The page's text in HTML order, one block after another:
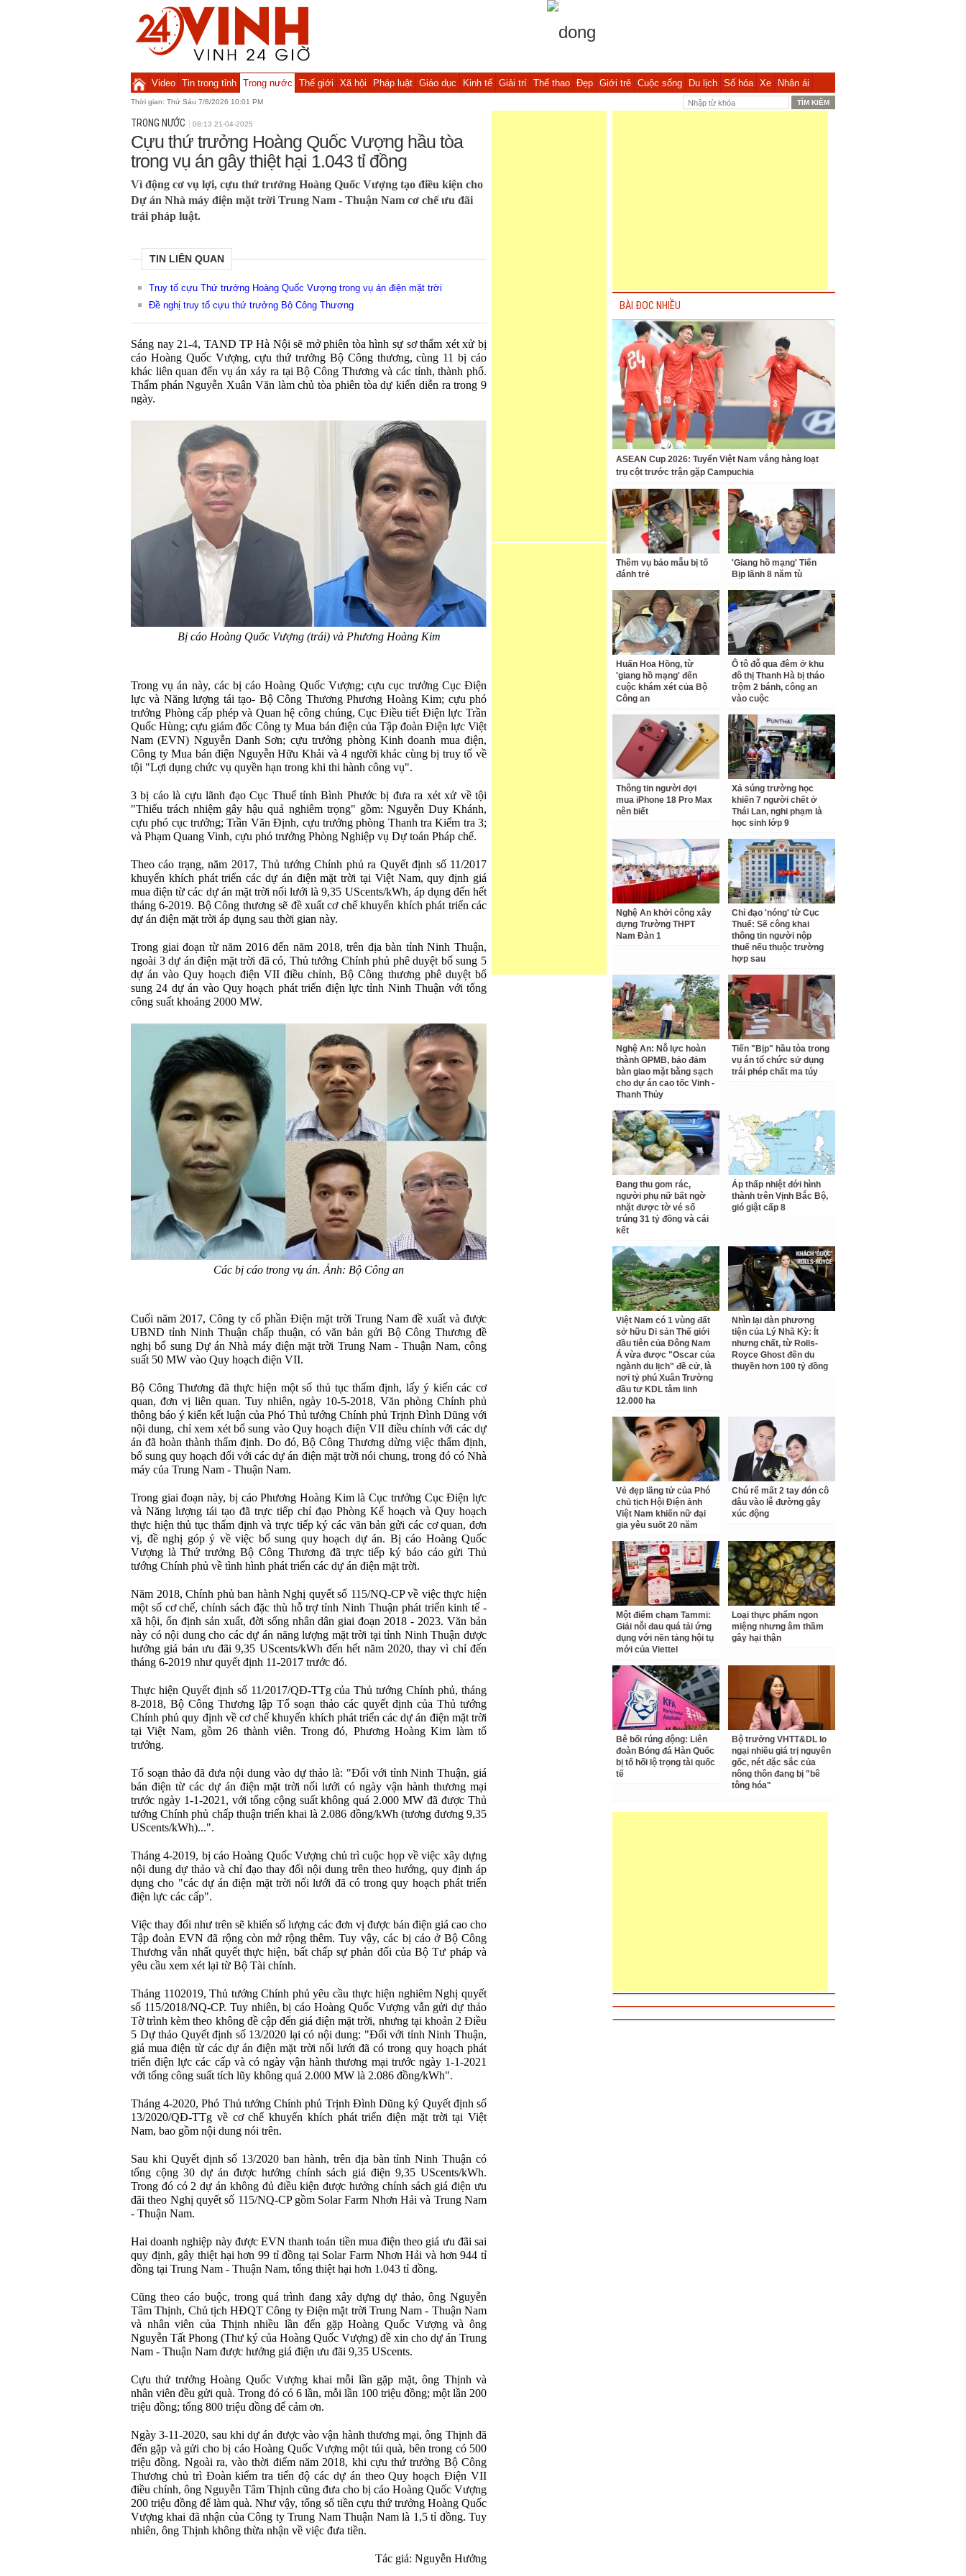
Video Tin trong tỉnh Trong nước Thế giới Xã hội Pháp luật Giáo dục Kinh tế Giải trí Thể thao Đẹp Giới trẻ Cuộc sống Du lịch Số hóa Xe Nhân ái
Thời gian: Thứ Sáu 7/8/2026 10:01 PM
TRONG NƯỚC 08:13 21-04-2025
Cựu thứ trưởng Hoàng Quốc Vượng hầu tòa
trong vụ án gây thiệt hại 1.043 tỉ đồng
Vì động cơ vụ lợi, cựu thứ trưởng Hoàng Quốc Vượng tạo điều kiện cho
Dự án Nhà máy điện mặt trời Trung Nam - Thuận Nam cơ chế ưu đãi
trái pháp luật.
TIN LIÊN QUAN
Truy tố cựu Thứ trưởng Hoàng Quốc Vượng trong vụ án điện mặt trời
Đề nghị truy tố cựu thứ trưởng Bộ Công Thương
Sáng nay 21-4, TAND TP Hà Nội sẽ mở phiên tòa hình sự sơ thẩm xét xử bị
cáo Hoàng Quốc Vượng, cựu thứ trưởng Bộ Công thương, cùng 11 bị cáo
khác liên quan đến vụ án xảy ra tại Bộ Công Thương và các tỉnh, thành phố.
Thẩm phán Nguyễn Xuân Văn làm chủ tòa phiên tòa dự kiến diễn ra trong 9
ngày.
Bị cáo Hoàng Quốc Vượng (trái) và Phương Hoàng Kim
Trong vụ án này, các bị cáo Hoàng Quốc Vượng; cựu cục trưởng Cục Điện
lực và Năng lượng tái tạo- Bộ Công Thương Phương Hoàng Kim; cựu phó
trưởng Phòng cấp phép và Quan hệ công chúng, Cục Điều tiết Điện lực Trần
Quốc Hùng; cựu giám đốc Công ty Mua bán điện của Tập đoàn Điện lực Việt
Nam (EVN) Nguyễn Danh Sơn; cựu trưởng phòng Kinh doanh mua điện,
Công ty Mua bán điện Nguyễn Hữu Khải và 4 người khác cùng bị truy tố về
tội "Lợi dụng chức vụ quyền hạn trong khi thi hành công vụ".
3 bị cáo là cựu lãnh đạo Cục Thuế tỉnh Bình Phước bị đưa ra xét xử về tội
"Thiếu trách nhiệm gây hậu quả nghiêm trọng" gồm: Nguyễn Duy Khánh,
cựu phó cục trưởng; Trần Văn Định, cựu trưởng phòng Thanh tra Kiểm tra 3;
và Phạm Quang Vinh, cựu phó trưởng Phòng Nghiệp vụ Dự toán Pháp chế.
Theo cáo trạng, năm 2017, Thủ tướng Chính phủ ra Quyết định số 11/2017
khuyến khích phát triển các dự án điện mặt trời tại Việt Nam, quy định giá
mua điện từ các dự án mặt trời nối lưới là 9,35 UScents/kWh, áp dụng đến hết
tháng 6-2019. Bộ Công thương sẽ đề xuất cơ chế khuyến khích phát triển các
dự án điện mặt trời áp dụng sau thời gian này.
Trong giai đoạn từ năm 2016 đến năm 2018, trên địa bàn tỉnh Ninh Thuận,
ngoài 3 dự án điện mặt trời đã có, Thủ tướng Chính phủ phê duyệt bổ sung 5
dự án vào Quy hoạch điện VII điều chỉnh, Bộ Công thương phê duyệt bổ
sung 24 dự án vào Quy hoạch phát triển điện lực tỉnh Ninh Thuận với tổng
công suất khoảng 2000 MW.
Các bị cáo trong vụ án. Ảnh: Bộ Công an
Cuối năm 2017, Công ty cổ phần Điện mặt trời Trung Nam đề xuất và được
UBND tỉnh Ninh Thuận chấp thuận, có văn bản gửi Bộ Công Thương đề
nghị bổ sung Dự án Nhà máy điện mặt trời Trung Nam - Thuận Nam, công
suất 50 MW vào Quy hoạch điện VII.
Bộ Công Thương đã thực hiện một số thủ tục thẩm định, lấy ý kiến các cơ
quan, đơn vị liên quan. Tuy nhiên, ngày 10-5-2018, Văn phòng Chính phủ
thông báo ý kiến kết luận của Phó Thủ tướng Chính phủ Trịnh Đình Dũng với
nội dung, chỉ xem xét bổ sung vào Quy hoạch điện VII điều chỉnh với các dự
án đã hoàn thành thẩm định. Do đó, Bộ Công Thương dừng việc thẩm định,
bổ sung quy hoạch đối với các dự án điện mặt trời nói chung, trong đó có Nhà
máy của Trung Nam - Thuận Nam.
Trong giai đoạn này, bị cáo Phương Hoàng Kim là Cục trưởng Cục Điện lực
và Năng lượng tái tạo đã trực tiếp chỉ đạo Phòng Kế hoạch và Quy hoạch
thực hiện thủ tục thẩm định và trực tiếp ký các văn bản gửi các cơ quan, đơn
vị, đề nghị góp ý về việc bổ sung quy hoạch dự án. Bị cáo Hoàng Quốc
Vượng là Thứ trưởng Bộ Công Thương đã trực tiếp ký báo cáo gửi Thủ
tướng Chính phủ về tình hình phát triển các dự án điện mặt trời.
Năm 2018, Chính phủ ban hành Nghị quyết số 115/NQ-CP về việc thực hiện
một số cơ chế, chính sách đặc thù hỗ trợ tỉnh Ninh Thuận phát triển kinh tế -
xã hội, ổn định sản xuất, đời sống nhân dân giai đoạn 2018 - 2023. Văn bản
này có nội dung cho các dự án năng lượng mặt trời tại tỉnh Ninh Thuận được
hưởng giá bán ưu đãi 9,35 UScents/kWh đến hết năm 2020, thay vì chỉ đến
tháng 6-2019 như quyết định 11-2017 trước đó.
Thực hiện Quyết định số 11/2017/QĐ-TTg của Thủ tướng Chính phủ, tháng
8-2018, Bộ Công Thương lập Tổ soạn thảo các quyết định của Thủ tướng
Chính phủ quy định về cơ chế khuyến khích phát triển các dự án điện mặt trời
tại Việt Nam, gồm 26 thành viên. Trong đó, Phương Hoàng Kim làm tổ
trưởng.
Tổ soạn thảo đã đưa nội dung vào dự thảo là: "Đối với tỉnh Ninh Thuận, giá
bán điện từ các dự án điện mặt trời nối lưới có ngày vận hành thương mại
trước ngày 1-1-2021, với tổng cộng suất không quá 2.000 MW đã được Thủ
tướng Chính phủ chấp thuận triển khai là 2.086 đồng/kWh (tương đương 9,35
UScents/kWh)...".
Tháng 4-2019, bị cáo Hoàng Quốc Vượng chủ trì cuộc họp về việc xây dựng
nội dung dự thảo và chỉ đạo thay đổi nội dung trên theo hướng, quy định áp
dụng cho "các dự án điện mặt trời nối lưới đã có trong quy hoạch phát triển
điện lực các cấp".
Việc thay đổi như trên sẽ khiến số lượng các đơn vị được bán điện giá cao cho
Tập đoàn EVN đã rộng còn mở rộng thêm. Tuy vậy, các bị cáo ở Bộ Công
Thương vẫn nhất quyết thực hiện, bất chấp sự phản đối của Bộ Tư pháp và
yêu cầu xem xét lại từ Bộ Tài chính.
Tháng 1102019, Thủ tướng Chính phủ yêu cầu thực hiện nghiêm Nghị quyết
số 115/2018/NQ-CP. Tuy nhiên, bị cáo Hoàng Quốc Vượng vẫn gửi dự thảo
Tờ trình kèm theo không đề cập đến giá điện mặt trời, nhưng tại khoản 2 Điều
5 Dự thảo Quyết định số 13/2020 lại có nội dung: "Đối với tỉnh Ninh Thuận,
giá mua điện từ các dự án điện mặt trời nổi lưới đã có trong quy hoạch phát
triển điện lực các cấp và có ngày vận hành thương mại trước ngày 1-1-2021
với tổng công suất tích lũy không quả 2.000 MW là 2.086 đồng/kWh".
Tháng 4-2020, Phó Thủ tướng Chính phủ Trịnh Đình Dũng ký Quyết định số
13/2020/QĐ-TTg về cơ chế khuyến khích phát triển điện mặt trời tại Việt
Nam, bao gồm nội dung nói trên.
Sau khi Quyết định số 13/2020 ban hành, trên địa bàn tỉnh Ninh Thuận có
tổng cộng 30 dự án được hưởng chính sách giá điện 9,35 UScents/kWh.
Trong đó có 2 dự án không đủ điều kiện được hưởng chính sách giá điện ưu
đãi theo Nghị quyết số 115/NQ-CP gồm Solar Farm Nhơn Hải và Trung Nam
- Thuận Nam.
Hai doanh nghiệp này được EVN thanh toán tiền mua điện theo giá ưu đãi sai
quy định, gây thiệt hại hơn 99 tỉ đồng tại Solar Farm Nhơn Hải và hơn 944 tỉ
đồng tại Trung Nam - Thuận Nam, tổng thiệt hại hơn 1.043 tỉ đồng.
Cũng theo cáo buộc, trong quá trình đang xây dựng dự thảo, ông Nguyễn
Tâm Thịnh, Chủ tịch HĐQT Công ty Điện mặt trời Trung Nam - Thuận Nam
và nhân viên của Thịnh nhiều lần đến gặp Hoàng Quốc Vượng và ông
Nguyễn Tất Phong (Thư ký của Hoàng Quốc Vượng) đề xin cho dự án Trung
Nam - Thuận Nam được hưởng giá điện ưu đãi 9,35 UScents.
Cựu thứ trưởng Hoàng Quốc Vượng khai mỗi lần gặp mặt, ông Thịnh và
nhân viên đều gửi quà. Trong đó có 6 lần, mỗi lần 100 triệu đồng; một lần 200
triệu đồng; tổng 800 triệu đồng để cảm ơn.
Ngày 3-11-2020, sau khi dự án được vào vận hành thương mại, ông Thịnh đã
đến gặp và gửi cho bị cáo Hoàng Quốc Vượng một túi quà, bên trong có 500
triệu đồng. Ngoài ra, vào thời điểm năm 2018, khi cựu thứ trưởng Bộ Công
Thương chủ trì Đoàn kiểm tra tiến độ các dự án theo Quy hoạch Điện VII
điều chỉnh, ông Nguyễn Tâm Thịnh cũng đưa cho bị cáo Hoàng Quốc Vượng
200 triệu đồng để làm quà. Như vậy, tổng số tiền cựu thứ trưởng Hoàng Quốc
Vượng khai đã nhận của Công ty Trung Nam Thuận Nam là 1,5 tỉ đồng. Tuy
nhiên, ông Thịnh không thừa nhận về việc đưa tiền.
Tác giả: Nguyễn Hưởng
BÀI ĐỌC NHIỀU
ASEAN Cup 2026: Tuyển Việt Nam vắng hàng loạt
trụ cột trước trận gặp Campuchia
Thêm vụ bảo mẫu bị tố
đánh trẻ
'Giang hồ mạng' Tiến
Bịp lãnh 8 năm tù
Huấn Hoa Hồng, từ
'giang hồ mạng' đến
cuộc khám xét của Bộ
Công an
Ô tô đỗ qua đêm ở khu
đô thị Thanh Hà bị tháo
trộm 2 bánh, công an
vào cuộc
Thông tin người đợi
mua iPhone 18 Pro Max
nên biết
Xả súng trường học
khiến 7 người chết ở
Thái Lan, nghi phạm là
học sinh lớp 9
Nghệ An khởi công xây
dựng Trường THPT
Nam Đàn 1
Chỉ đạo 'nóng' từ Cục
Thuế: Sẽ công khai
thông tin người nộp
thuế nếu thuộc trường
hợp sau
Nghệ An: Nỗ lực hoàn
thành GPMB, bảo đảm
bàn giao mặt bằng sạch
cho dự án cao tốc Vinh -
Thanh Thủy
Tiến "Bịp" hầu tòa trong
vụ án tổ chức sử dụng
trái phép chất ma túy
Đang thu gom rác,
người phụ nữ bất ngờ
nhặt được tờ vé số
trúng 31 tỷ đồng và cái
kết
Áp thấp nhiệt đới hình
thành trên Vịnh Bắc Bộ,
gió giật cấp 8
Việt Nam có 1 vùng đất
sở hữu Di sản Thế giới
đầu tiên của Đông Nam
Á vừa được "Oscar của
ngành du lịch" đề cử, là
nơi tỷ phú Xuân Trường
đầu tư KDL tâm linh
12.000 ha
Nhìn lại dàn phương
tiện của Lý Nhã Kỳ: Ít
nhưng chất, từ Rolls-
Royce Ghost đến du
thuyền hơn 100 tỷ đồng
Vẻ đẹp lãng tử của Phó
chủ tịch Hội Điện ảnh
Việt Nam khiến nữ đại
gia yêu suốt 20 năm
Chú rể mất 2 tay đón cô
dâu vào lễ đường gây
xúc động
Một điểm chạm Tammi:
Giải nỗi đau quá tải ứng
dụng với nền tảng hội tụ
mới của Viettel
Loại thực phẩm ngon
miệng nhưng âm thầm
gây hại thận
Bê bối rúng động: Liên
đoàn Bóng đá Hàn Quốc
bị tố hối lộ trọng tài quốc
tế
Bộ trưởng VHTT&DL lo
ngại nhiều giá trị nguyên
gốc, nét đặc sắc của
nông thôn đang bị "bê
tông hóa"